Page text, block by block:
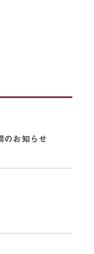
のお知らせ